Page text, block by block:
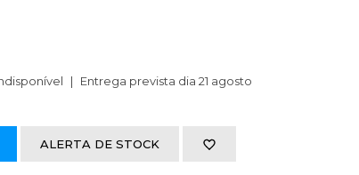
Entrega prevista dia 21 agosto
ALERTA DE STOCK